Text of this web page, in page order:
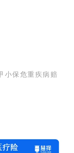
小保危重疾病赔